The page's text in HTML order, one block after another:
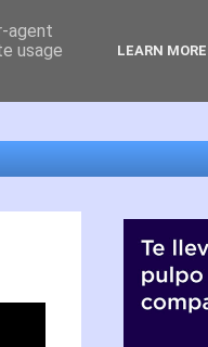
agent
usage
LEARN MORE